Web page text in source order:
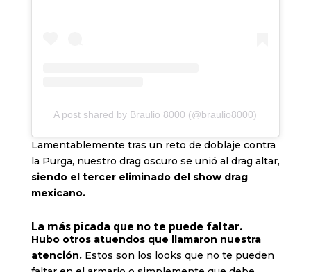
A post shared by Braulio 8000 (@braulio8000)
Lamentablemente tras un reto de doblaje contra
la Purga, nuestro drag oscuro se unió al drag altar,
siendo el tercer eliminado del show drag
mexicano.
La más picada que no te puede faltar.
Hubo otros atuendos que llamaron nuestra
atención.Estos son los looks que no te pueden